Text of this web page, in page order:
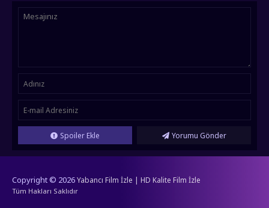
Spoiler Ekle Yorumu Gönder
Copyright © 2026Yabancı Film İzle | HD Kalite Film İzle
Tüm Hakları Saklıdır